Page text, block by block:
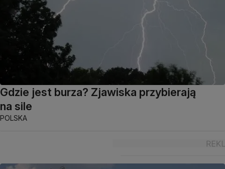
Gdzie jest burza? Zjawiska przybierają
na sile
POLSKA